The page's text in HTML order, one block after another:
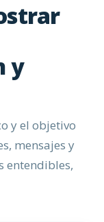
y
y el objetivo
mensajes y
entendibles,